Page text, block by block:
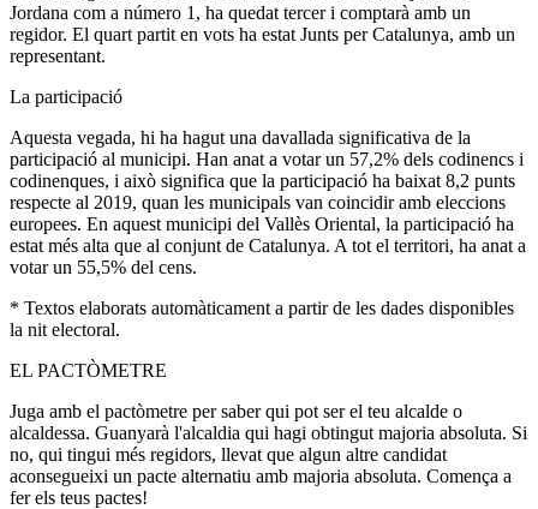
Jordana com a número 1, ha quedat tercer i comptarà amb un
regidor. El quart partit en vots ha estat Junts per Catalunya, amb un
representant.
La participació
Aquesta vegada, hi ha hagut una davallada significativa de la
participació al municipi. Han anat a votar un 57,2% dels codinencs i
codinenques, i això significa que la participació ha baixat 8,2 punts
respecte al 2019, quan les municipals van coincidir amb eleccions
europees. En aquest municipi del Vallès Oriental, la participació ha
estat més alta que al conjunt de Catalunya. A tot el territori, ha anat a
votar un 55,5% del cens.
* Textos elaborats automàticament a partir de les dades disponibles
la nit electoral.
EL PACTÒMETRE
Juga amb el pactòmetre per saber qui pot ser el teu alcalde o
alcaldessa. Guanyarà l'alcaldia qui hagi obtingut majoria absoluta. Si
no, qui tingui més regidors, llevat que algun altre candidat
aconsegueixi un pacte alternatiu amb majoria absoluta. Comença a
fer els teus pactes!